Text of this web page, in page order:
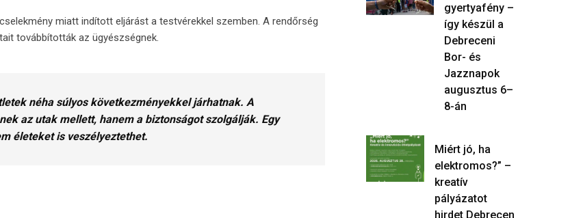
miatt indított eljárást a testvérekkel szemben. A rendőrség
továbbították az ügyészségnek.
néha súlyos következményekkel járhatnak. A
az utak mellett, hanem a biztonságot szolgálják. Egy
életeket is veszélyeztethet.
gyertyafény –
így készül a
Debreceni
Bor- és
Jazznapok
augusztus 6–
8-án
Miért jó, ha
elektromos?” –
kreatív
pályázatot
hirdet Debrecen